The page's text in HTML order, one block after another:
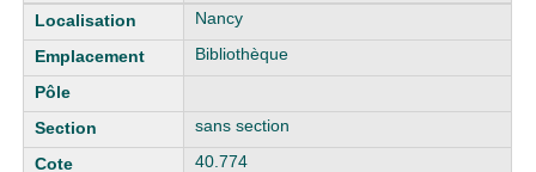
Nancy
Bibliothèque
sans section
40.774